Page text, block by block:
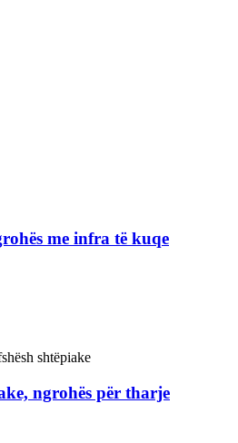
me infra të kuqe
ngrohës për tharje